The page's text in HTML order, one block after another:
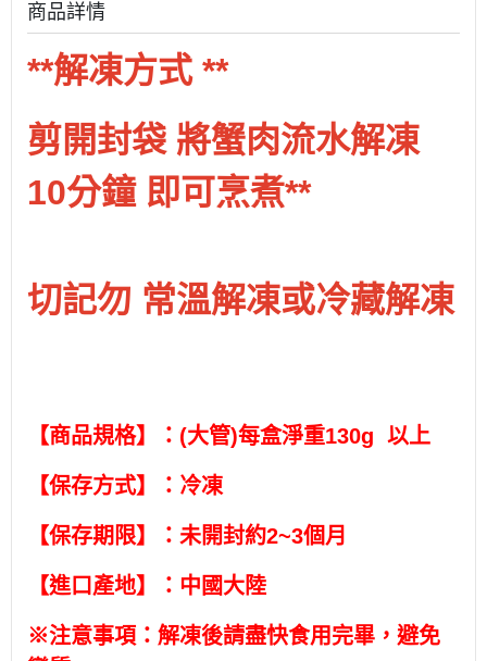
商品詳情
**解凍方式 **
剪開封袋 將蟹肉流水解凍
10分鐘 即可烹煮**
切記勿 常溫解凍或冷藏解凍
【商品規格】：(大管)每盒淨重130g 以上
【保存方式】：冷凍
【保存期限】：未開封約2~3個月
【進口產地】：中國大陸
※注意事項：解凍後請盡快食用完畢，避免